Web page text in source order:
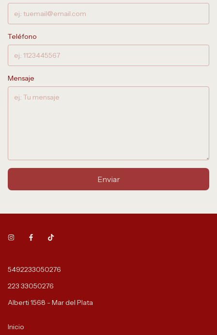
Teléfono
Mensaje
Enviar
5492233050276
223 33050276
Alberti 1568 - Mar del Plata
Inicio